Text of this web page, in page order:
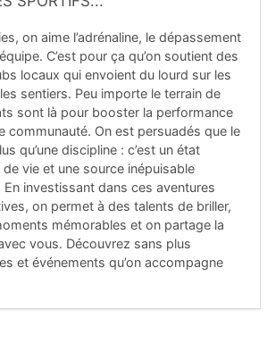
on aime l’adrénaline, le dépassement
C’est pour ça qu’on soutient des
locaux qui envoient du lourd sur les
sentiers. Peu importe le terrain de
sont là pour booster la performance
communauté. On est persuadés que le
qu’une discipline : c’est un état
de vie et une source inépuisable
En investissant dans ces aventures
on permet à des talents de briller,
mémorables et on partage la
vous. Découvrez sans plus
et événements qu’on accompagne